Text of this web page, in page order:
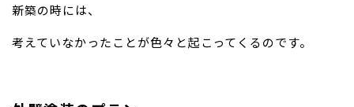
新築の時には、
考えていなかったことが色々と起こってくるのです。